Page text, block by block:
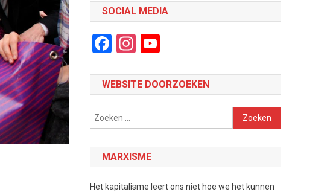
SOCIAL MEDIA
Facebook
Instagram
WEBSITE DOORZOEKEN
Zoeken
naar:
MARXISME
Het kapitalisme leert ons niet hoe we het kunnen